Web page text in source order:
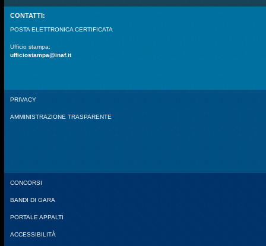
CONTATTI:
POSTA ELETTRONICA CERTIFICATA
Ufficio stampa:
ufficiostampa@inaf.it
PRIVACY
AMMINISTRAZIONE TRASPARENTE
CONCORSI
BANDI DI GARA
PORTALE APPALTI
ACCESSIBILITÀ